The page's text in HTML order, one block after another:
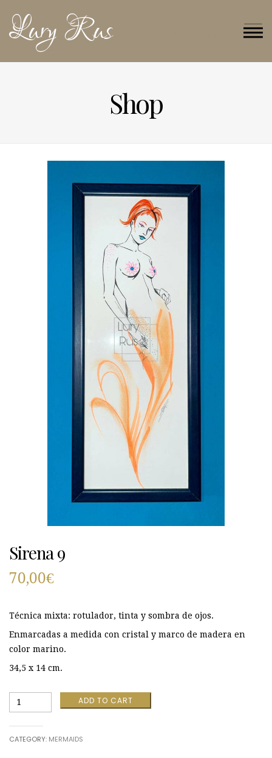
Lury Rus
Shop
Sirena 9
70,00€
Técnica mixta: rotulador, tinta y sombra de ojos.
Enmarcadas a medida con cristal y marco de madera en
color marino.
34,5 x 14 cm.
Sirena
ADD TO CART
CATEGORY: MERMAIDS